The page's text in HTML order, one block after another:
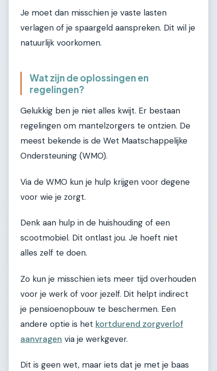
Je moet dan misschien je vaste lasten
verlagen of je spaargeld aanspreken. Dit wil je
natuurlijk voorkomen.
Wat zijn de oplossingen en
regelingen?
Gelukkig ben je niet alles kwijt. Er bestaan
regelingen om mantelzorgers te ontzien. De
meest bekende is de Wet Maatschappelijke
Ondersteuning (WMO).
Via de WMO kun je hulp krijgen voor degene
voor wie je zorgt.
Denk aan hulp in de huishouding of een
scootmobiel. Dit ontlast jou. Je hoeft niet
alles zelf te doen.
Zo kun je misschien iets meer tijd overhouden
voor je werk of voor jezelf. Dit helpt indirect
je pensioenopbouw te beschermen. Een
andere optie is het kortdurend zorgverlof
aanvragen via je werkgever.
Dit is geen wet, maar iets dat je met je baas